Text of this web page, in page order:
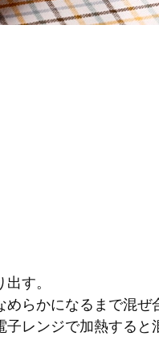
す。
らかになるまで混ぜ
レンジで加熱すると